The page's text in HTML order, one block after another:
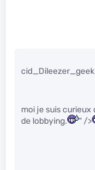
moi je suis curieux
de lobbying.
" />